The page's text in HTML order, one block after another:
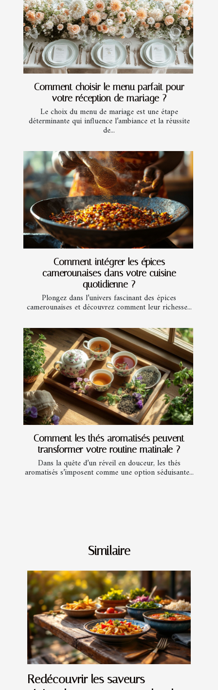
Comment choisir le menu parfait pour
votre réception de mariage ?
Le choix du menu de mariage est une étape
déterminante qui influence l’ambiance et la réussite
de...
Comment intégrer les épices
camerounaises dans votre cuisine
quotidienne ?
Plongez dans l’univers fascinant des épices
camerounaises et découvrez comment leur richesse...
Comment les thés aromatisés peuvent
transformer votre routine matinale ?
Dans la quête d’un réveil en douceur, les thés
aromatisés s’imposent comme une option séduisante...
Similaire
Redécouvrir les saveurs